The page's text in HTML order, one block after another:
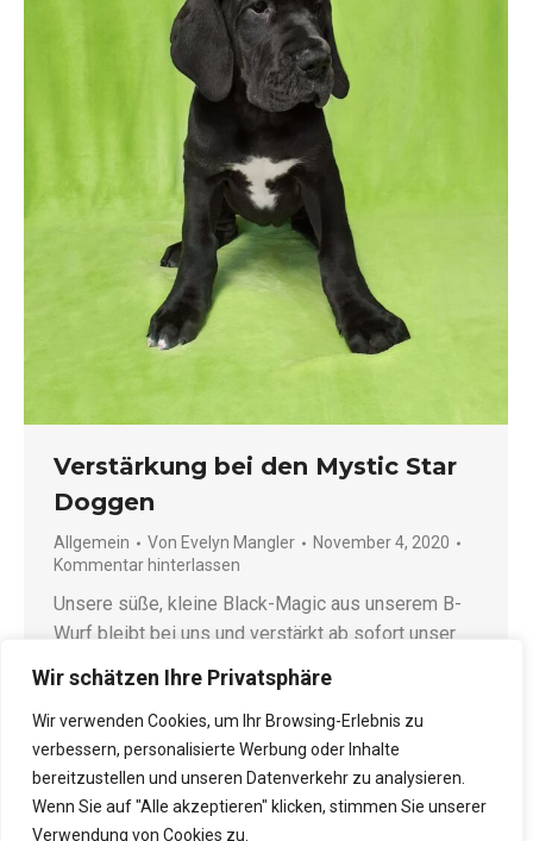
Wir schätzen Ihre Privatsphäre
Wir verwenden Cookies, um Ihr Browsing-Erlebnis zu
verbessern, personalisierte Werbung oder Inhalte
bereitzustellen und unseren Datenverkehr zu analysieren.
Wenn Sie auf "Alle akzeptieren" klicken, stimmen Sie unserer
Verwendung von Cookies zu.
Verstärkung bei den Mystic Star
Doggen
Allgemein Von Evelyn Mangler
November 4, 2020
Kommentar hinterlassen
Unsere süße, kleine Black-Magic aus unserem B-
Wurf bleibt bei uns und verstärkt ab sofort unser
Damen-Team !!! Wir freuen uns sehr über die Maus
← 1 2 3 4 →